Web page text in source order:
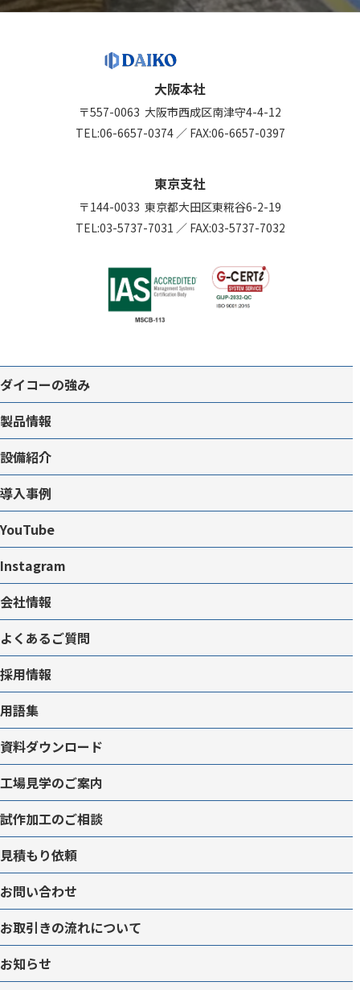
大阪本社
〒557-0063 大阪市西成区南津守4-4-12
TEL:06-6657-0374／ FAX:06-6657-0397
東京支社
〒144-0033 東京都大田区東糀谷6-2-19
TEL:03-5737-7031 ／ FAX:03-5737-7032
ダイコーの強み
製品情報
設備紹介
導入事例
YouTube
Instagram
会社情報
よくあるご質問
採用情報
用語集
資料ダウンロード
工場見学のご案内
試作加工のご相談
見積もり依頼
お問い合わせ
お取引きの流れについて
お知らせ